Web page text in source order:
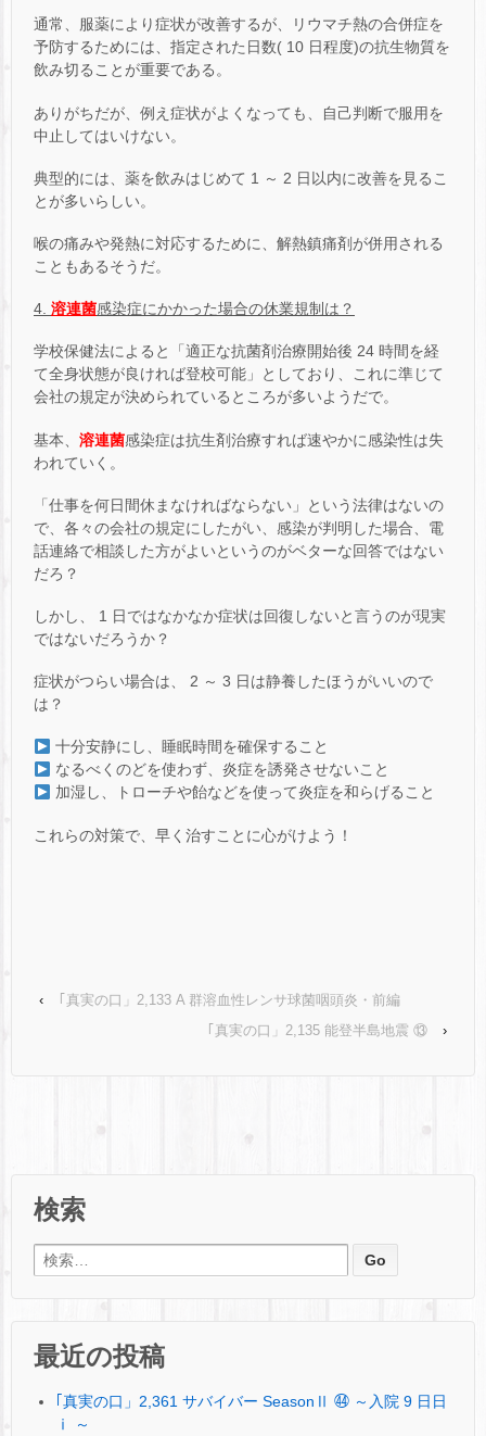
通常、服薬により症状が改善するが、リウマチ熱の合併症を
予防するためには、指定された日数( 10 日程度)の抗生物質を
飲み切ることが重要である。
ありがちだが、例え症状がよくなっても、自己判断で服用を
中止してはいけない。
典型的には、薬を飲みはじめて 1 ～ 2 日以内に改善を見るこ
とが多いらしい。
喉の痛みや発熱に対応するために、解熱鎮痛剤が併用される
こともあるそうだ。
4. 溶連菌感染症にかかった場合の休業規制は？
学校保健法によると「適正な抗菌剤治療開始後 24 時間を経
て全身状態が良ければ登校可能」としており、これに準じて
会社の規定が決められているところが多いようだで。
基本、 溶連菌感染症は抗生剤治療すれば速やかに感染性は失
われていく。
「仕事を何日間休まなければならない」という法律はないの
で、各々の会社の規定にしたがい、感染が判明した場合、電
話連絡で相談した方がよいというのがベターな回答ではない
だろ？
しかし、 1 日ではなかなか症状は回復しないと言うのが現実
ではないだろうか？
症状がつらい場合は、 2 ～ 3 日は静養したほうがいいので
は？
十分安静にし、睡眠時間を確保すること
なるべくのどを使わず、炎症を誘発させないこと
加湿し、トローチや飴などを使って炎症を和らげること
これらの対策で、早く治すことに心がけよう！
‹
｢真実の口」2,133 A 群溶血性レンサ球菌咽頭炎・前編
｢真実の口」2,135 能登半島地震 ⑬
›
検索
検索:
最近の投稿
｢真実の口」2,361 サバイバー SeasonⅡ ㊹ ～入院 9 日日
ⅰ ～